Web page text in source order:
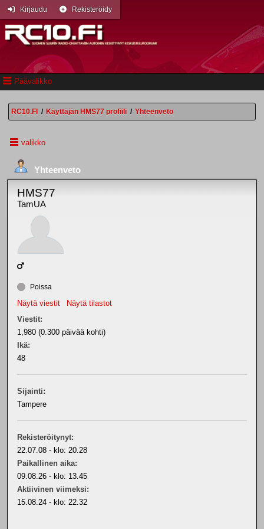
Päävalikko
Kirjaudu Rekisteröidy
RC10.FI / Käyttäjän HMS77 profiili / Yhteenveto
valikko
Yhteenveto
HMS77
TamUA
Poissa
Näytä viestit
Näytä tilastot
Viestit:
1,980 (0.300 päivää kohti)
Ikä:
48
Sijainti:
Tampere
Rekisteröitynyt:
22.07.08 - klo: 20.28
Paikallinen aika:
09.08.26 - klo: 13.45
Aktiivinen viimeksi:
15.08.24 - klo: 22.32